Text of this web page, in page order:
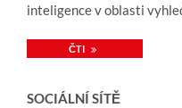
inteligence v oblasti
ČTI
SOCIÁLNÍ SÍTĚ